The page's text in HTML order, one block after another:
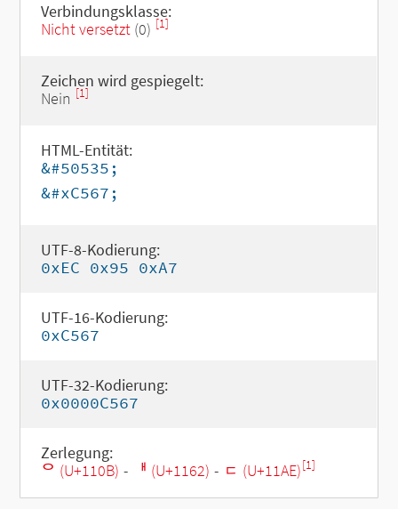
Verbindungsklasse:
Nicht versetzt(0) [1]
Zeichen wird gespiegelt:
Nein [1]
HTML-Entität:
&#50535;
&#xC567;
UTF-8-Kodierung:
0xEC 0x95 0xA7
UTF-16-Kodierung:
0xC567
UTF-32-Kodierung:
0x0000C567
Zerlegung:
ᄋ (U+110B) - ᅢ (U+1162) - ᆮ (U+11AE)[1]